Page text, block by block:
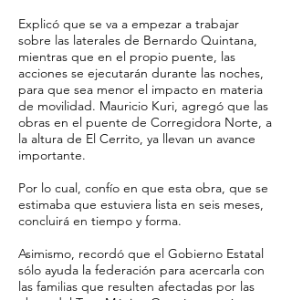
Explicó que se va a empezar a trabajar
sobre las laterales de Bernardo Quintana,
mientras que en el propio puente, las
acciones se ejecutarán durante las noches,
para que sea menor el impacto en materia
de movilidad. Mauricio Kuri, agregó que las
obras en el puente de Corregidora Norte, a
la altura de El Cerrito, ya llevan un avance
importante.
Por lo cual, confío en que esta obra, que se
estimaba que estuviera lista en seis meses,
concluirá en tiempo y forma.
Asimismo, recordó que el Gobierno Estatal
sólo ayuda la federación para acercarla con
las familias que resulten afectadas por las